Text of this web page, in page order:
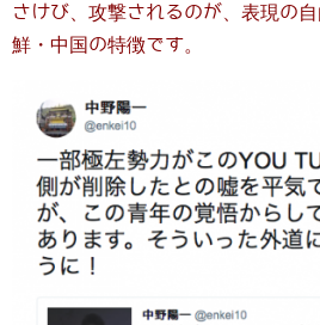
さけび、攻撃されるのが、表現の
鮮・中国の特徴です。